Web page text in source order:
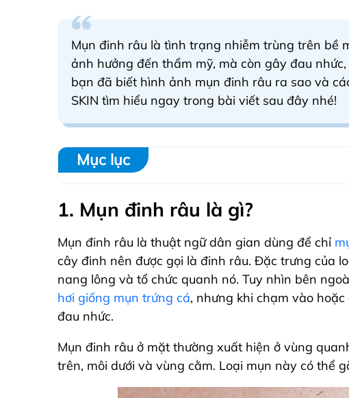
Mụn đinh râu là tình trạng nhiễm trùng trên bề
ảnh hưởng đến thẩm mỹ, mà còn gây đau
bạn đã biết hình ảnh mụn đinh râu ra sao và
SKIN tìm hiểu ngay trong bài viết sau đây nhé!
Mục lục
1. Mụn đinh râu là gì?
Mụn đinh râu là thuật ngữ dân gian dùng để chỉ
cây đinh nên được gọi là đinh râu. Đặc trưng của
nang lông và tổ chức quanh nó. Tuy nhìn bên
hơi giống mụn trứng cá, nhưng khi chạm vào
đau nhức.
Mụn đinh râu ở mặt thường xuất hiện ở vùng
trên, môi dưới và vùng cằm. Loại mụn này có thể